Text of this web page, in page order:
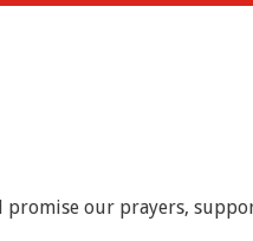
promise our prayers,